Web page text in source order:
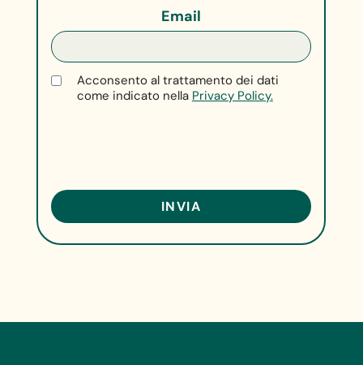
Email
Acconsento al trattamento dei dati
come indicato nella Privacy Policy.